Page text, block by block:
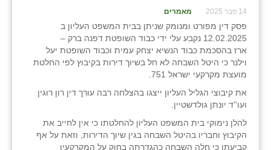
14 פבר 2025 מאמרים
פסק דין מפורט ומנומק שניתן בבית המשפט העליון ב
12.02.2025 נקבע עלי ידי כבוד השופטת דפנה ברק –
ארז בהסכמת כבוד הנשיא יצחק עמית וכבוד השופטת יעל
וילנר כי היטל השבחה לא חל בשיוך דירות בקיבוץ לפי החלטת
מועצת מקרקעי ישראל 751.
את קיבוצי הגליל העליון ייצגו בהצלחה רבה עורך דין רון רוגין
ועו''ד יונתן גולדשטיין.
להלן נימוקי בית המשפט העליון להחלטתו כי אין לחייב את
הקיבוץ וחבריו בהיטל השבחה בגין שיוך הדירות, וזאת על אף
קביעתו כי חלה השבחה כהגדרתה בחוק על המקרקעין
גני עם
גני יהודה
גנות
דקל
זוהר